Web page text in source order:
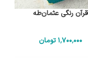
قرآن رنگی عثمان‌طه
1٬700٬000تومان